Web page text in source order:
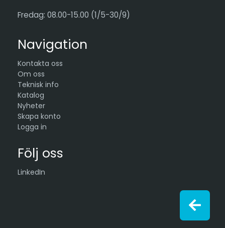
Fredag: 08.00-15.00 (1/5-30/9)
Navigation
Kontakta oss
Om oss
Teknisk info
Katalog
Nyheter
Skapa konto
Logga in
Följ oss
LinkedIn